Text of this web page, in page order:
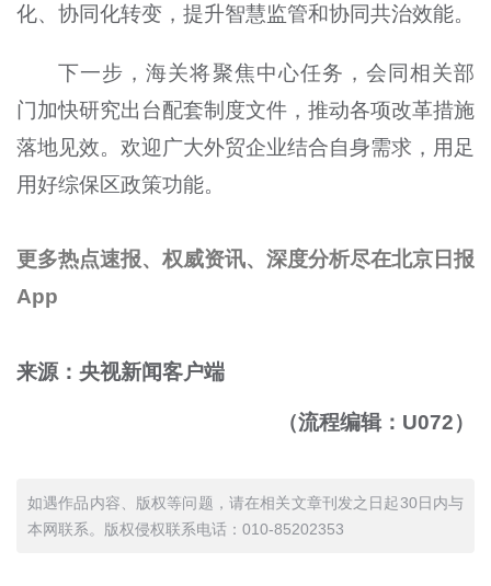
化、协同化转变，提升智慧监管和协同共治效能。
下一步，海关将聚焦中心任务，会同相关部
门加快研究出台配套制度文件，推动各项改革措施
落地见效。欢迎广大外贸企业结合自身需求，用足
用好综保区政策功能。
更多热点速报、权威资讯、深度分析尽在北京日报
App
来源：央视新闻客户端
（流程编辑：U072）
如遇作品内容、版权等问题，请在相关文章刊发之日起30日内与
本网联系。版权侵权联系电话：010-85202353